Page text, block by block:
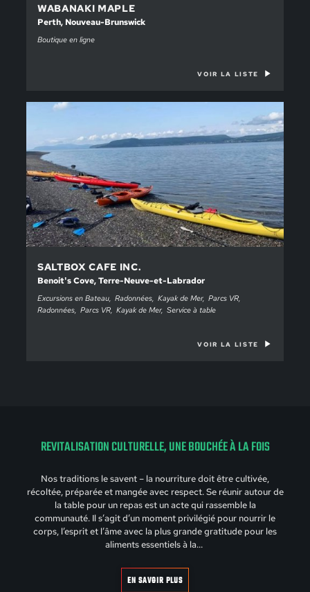
WABANAKI MAPLE
Perth, Nouveau-Brunswick
Boutique en ligne
VOIR LA LISTE
SALTBOX CAFE INC.
Benoit's Cove, Terre-Neuve-et-Labrador
Excursions en Bateau Radonnées Kayak de Mer Parcs VR
Radonnées Parcs VR Kayak de Mer Service à table
VOIR LA LISTE
REVITALISATION CULTURELLE, UNE BOUCHÉE À LA FOIS
Nos traditions le savent – la nourriture doit être cultivée,
récoltée, préparée et mangée avec respect. Se réunir autour de
la table pour un repas est un acte qui rassemble la
communauté. Il s’agit d’un moment privilégié pour nourrir le
corps, l’esprit et l’âme avec la plus grande gratitude pour les
aliments essentiels à la…
EN SAVOIR PLUS